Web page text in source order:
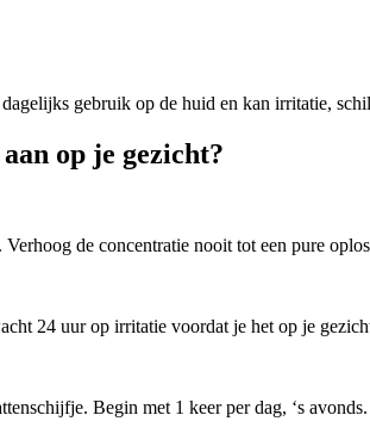
gebruik op de huid en kan irritatie,
op je gezicht?
de concentratie nooit tot een pure
24 uur op irritatie voordat je het op je
Begin met 1 keer per dag, ‘s avonds.